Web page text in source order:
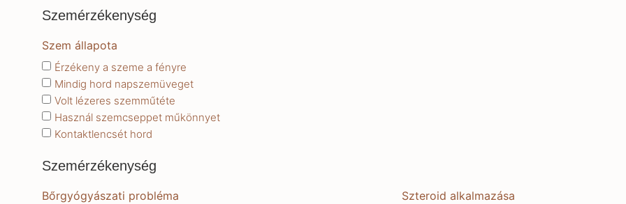
Szemérzékenység
Szem állapota
Érzékeny a szeme a fényre
Mindig hord napszemüveget
Volt lézeres szemműtéte
Használ szemcseppet műkönnyet
Kontaktlencsét hord
Szemérzékenység
Bőrgyógyászati probléma Szteroid alkalmazása